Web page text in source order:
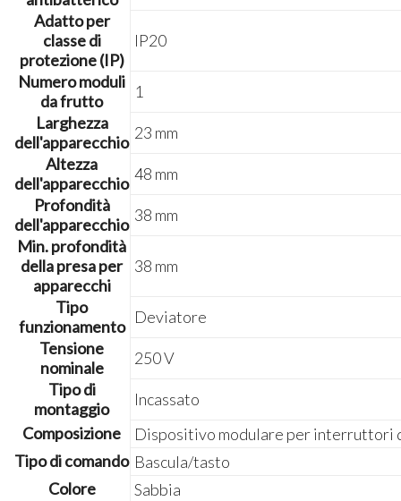
Adatto per
classe di
protezione (IP)
IP20
Numero moduli
da frutto
1
Larghezza
dell'apparecchio 23 mm
Altezza
dell'apparecchio 48 mm
Profondità
dell'apparecchio 38 mm
Min. profondità
della presa per
apparecchi
38 mm
Tipo
funzionamento Deviatore
Tensione
nominale
250 V
Tipo di
montaggio
Incassato
Composizione
Dispositivo modulare per interruttori
Tipo di comando Bascula/tasto
Colore
Sabbia